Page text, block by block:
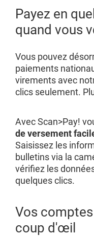
Payez en
quand vous
Vous pouvez
paiements
virements avec
clics seulement.
Avec Scan>Pay!
de versement
Saisissez les
bulletins via la
vérifiez les
quelques clics.
Vos
coup d'œil